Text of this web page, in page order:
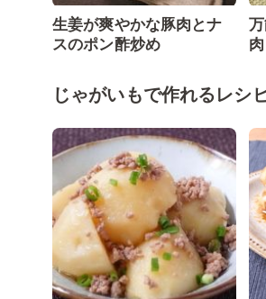
生姜が爽やかな豚肉とナ
スのポン酢炒め
じゃがいもで作れるレシ